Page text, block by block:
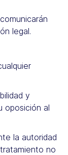
legal.
y
oposición al
la autoridad
no